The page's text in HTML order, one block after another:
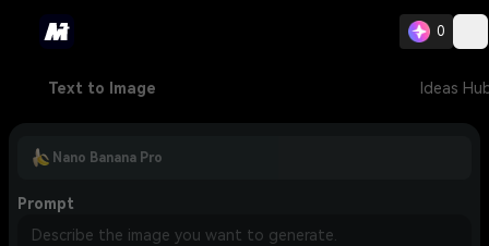
0
Text to Image Ideas
Nano Banana Pro
Prompt